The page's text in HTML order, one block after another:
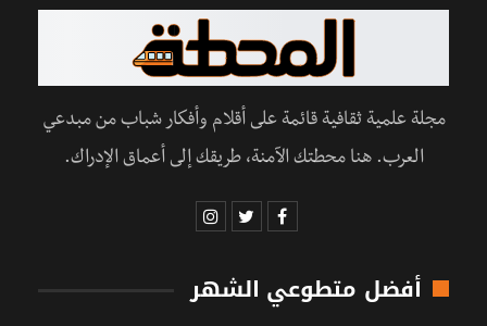
مجلة علمية ثقافية قائمة على أقلام وأفكار شباب من مبدعي
العرب. هنا محطتك الآمنة، طريقك إلى أعماق الإدراك.
أفضل متطوعي الشهر